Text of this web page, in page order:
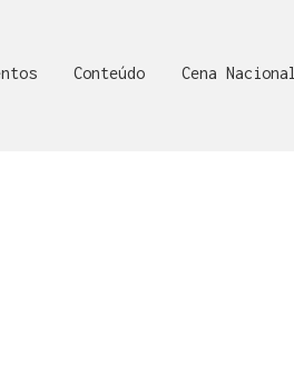
Conteúdo Cena Nacional